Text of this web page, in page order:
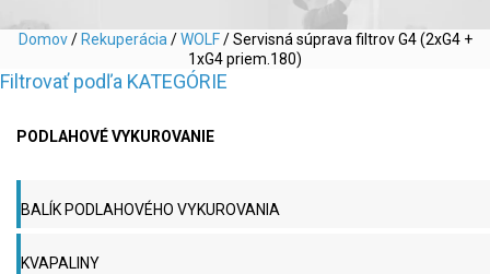
Domov/ Rekuperácia /WOLF/ Servisná súprava filtrov G4 (2xG4 +
1xG4 priem.180)
Filtrovať podľa KATEGÓRIE
PODLAHOVÉ VYKUROVANIE
BALÍK PODLAHOVÉHO VYKUROVANIA
KVAPALINY